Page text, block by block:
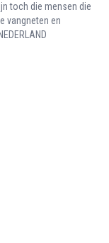
toch die mensen die
vangneten en